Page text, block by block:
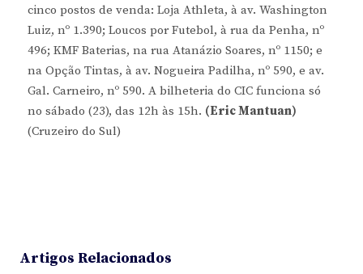
cinco postos de venda: Loja Athleta, à av. Washington
Luiz, nº 1.390; Loucos por Futebol, à rua da Penha, nº
496; KMF Baterias, na rua Atanázio Soares, nº 1150; e
na Opção Tintas, à av. Nogueira Padilha, nº 590, e av.
Gal. Carneiro, nº 590. A bilheteria do CIC funciona só
no sábado (23), das 12h às 15h. (Eric Mantuan)
(Cruzeiro do Sul)
Artigos Relacionados